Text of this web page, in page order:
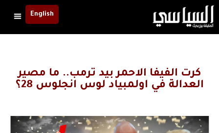
English
كرت الفيفا الاحمر بيد ترمب.. ما مصير
العدالة في اولمبياد لوس انجلوس 28؟